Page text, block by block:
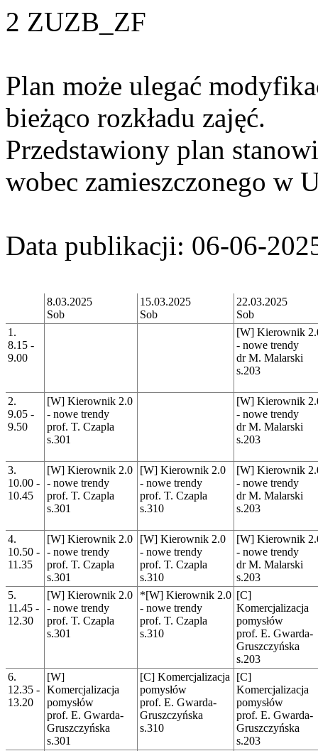
2 ZUZB_ZF
Plan może ulegać
bieżąco rozkładu zajęć.
Przedstawiony plan
wobec zamieszczonego w
Data publikacji: 06-06-
8.03.2025
Sob
15.03.2025
Sob
22.03.2025
Sob
1.
8.15 -
9.00
[W] Kierownik
- nowe trendy
dr M. Malarski
s.203
2.
9.05 -
9.50
[W] Kierownik 2.0
- nowe trendy
prof. T. Czapla
s.301
[W] Kierownik
- nowe trendy
dr M. Malarski
s.203
3.
10.00 -
10.45
[W] Kierownik 2.0
- nowe trendy
prof. T. Czapla
s.301
[W] Kierownik 2.0
- nowe trendy
prof. T. Czapla
s.310
[W] Kierownik
- nowe trendy
dr M. Malarski
s.203
4.
10.50 -
11.35
[W] Kierownik 2.0
- nowe trendy
prof. T. Czapla
s.301
[W] Kierownik 2.0
- nowe trendy
prof. T. Czapla
s.310
[W] Kierownik
- nowe trendy
dr M. Malarski
s.203
5.
11.45 -
12.30
[W] Kierownik 2.0
- nowe trendy
prof. T. Czapla
s.301
*[W] Kierownik 2.0
- nowe trendy
prof. T. Czapla
s.310
[C]
Komercjalizacja
pomysłów
prof. E. Gwarda-
Gruszczyńska
s.203
6.
12.35 -
13.20
[W]
Komercjalizacja
pomysłów
prof. E. Gwarda-
Gruszczyńska
s.301
[C] Komercjalizacja
pomysłów
prof. E. Gwarda-
Gruszczyńska
s.310
[C]
Komercjalizacja
pomysłów
prof. E. Gwarda-
Gruszczyńska
s.203